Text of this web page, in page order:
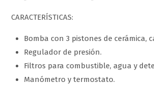
CARACTERÍSTICAS:
Bomba con 3 pistones de cerámica,
Regulador de presión.
Filtros para combustible, agua y
Manómetro y termostato.